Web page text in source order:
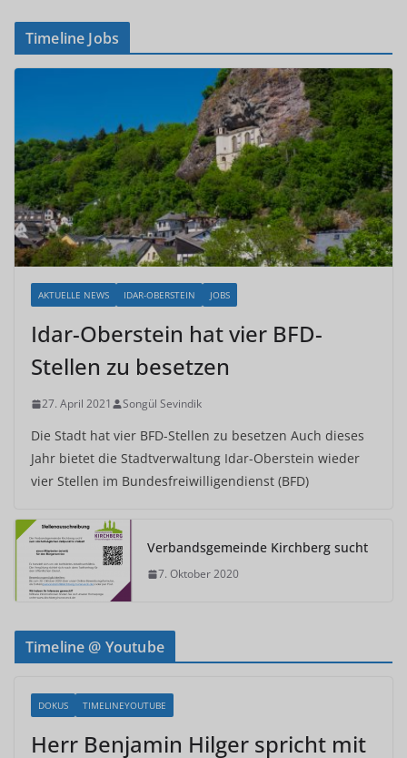
Timeline Jobs
AKTUELLE NEWS IDAR-OBERSTEIN JOBS
Idar-Oberstein hat vier BFD-
Stellen zu besetzen
27. April 2021 Songül Sevindik
Die Stadt hat vier BFD-Stellen zu besetzen Auch dieses
Jahr bietet die Stadtverwaltung Idar-Oberstein wieder
vier Stellen im Bundesfreiwilligendienst (BFD)
Verbandsgemeinde Kirchberg sucht
7. Oktober 2020
Timeline @ Youtube
DOKUS TIMELINEYOUTUBE
Herr Benjamin Hilger spricht mit